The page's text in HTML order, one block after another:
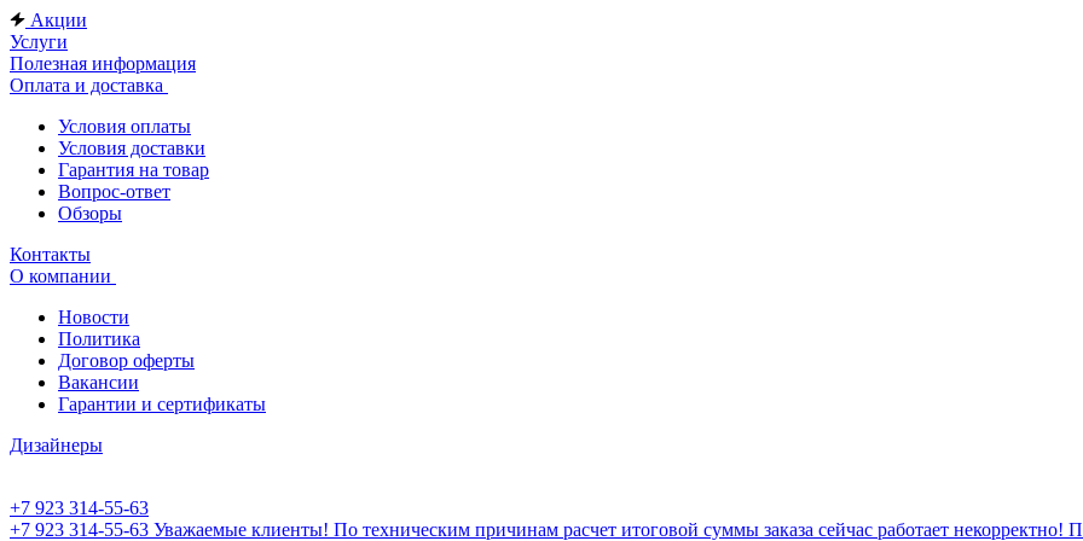
Акции
Услуги
Полезная информация
Оплата и доставка
Условия оплаты
Условия доставки
Гарантия на товар
Вопрос-ответ
Обзоры
Контакты
О компании
Новости
Политика
Договор оферты
Вакансии
Гарантии и сертификаты
Дизайнеры
+7 923 314-55-63
+7 923 314-55-63 Уважаемые клиенты! По техническим причинам расчет итоговой суммы заказа сейчас работает